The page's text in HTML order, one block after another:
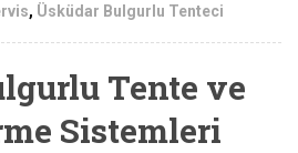
, Üsküdar Bulgurlu Tenteci
Tente ve
Sistemleri